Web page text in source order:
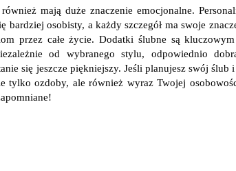
mają duże znaczenie emocjonalne.
osobisty, a każdy szczegół ma swoje
przez całe życie. Dodatki ślubne są
od wybranego stylu, odpowiednio
się jeszcze piękniejszy. Jeśli planujesz swój ślub
tylko ozdoby, ale również wyraz Twojej